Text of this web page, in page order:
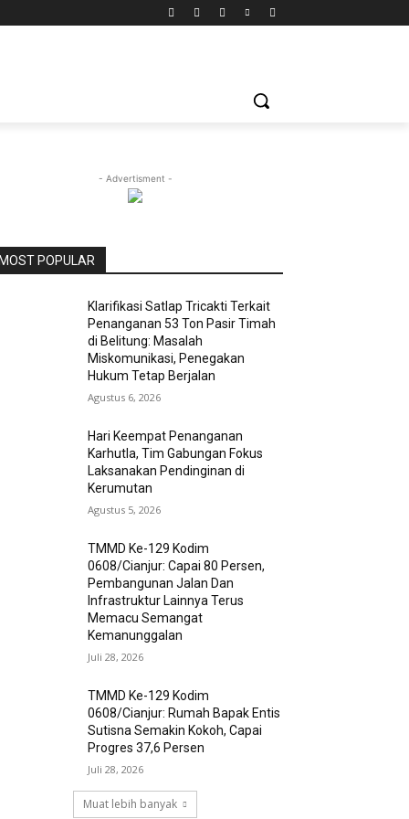
- Advertisment -
MOST POPULAR
Klarifikasi Satlap Tricakti Terkait
Penanganan 53 Ton Pasir Timah
di Belitung: Masalah
Miskomunikasi, Penegakan
Hukum Tetap Berjalan
Agustus 6, 2026
Hari Keempat Penanganan
Karhutla, Tim Gabungan Fokus
Laksanakan Pendinginan di
Kerumutan
Agustus 5, 2026
TMMD Ke-129 Kodim
0608/Cianjur: Capai 80 Persen,
Pembangunan Jalan Dan
Infrastruktur Lainnya Terus
Memacu Semangat
Kemanunggalan
Juli 28, 2026
TMMD Ke-129 Kodim
0608/Cianjur: Rumah Bapak Entis
Sutisna Semakin Kokoh, Capai
Progres 37,6 Persen
Juli 28, 2026
Muat lebih banyak